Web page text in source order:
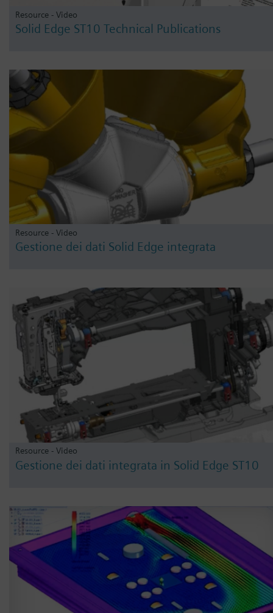
Resource - Video
Solid Edge ST10 Technical Publications
Resource - Video
Gestione dei dati Solid Edge integrata
Resource - Video
Gestione dei dati integrata in Solid Edge ST10